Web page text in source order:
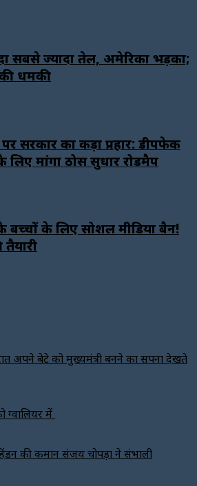
सबसे ज्यादा तेल, अमेरिका भड़का;
धमकी
सरकार का कड़ा प्रहार: डीपफेक
लिए मांगा ठोस सुधार रोडमैप
बच्चों के लिए सोशल मीडिया बैन!
अपने बेटे को मुख्यमंत्री बनने का सपना देखते
ग्वालियर में
की कमान संजय चोपड़ा ने संभाली